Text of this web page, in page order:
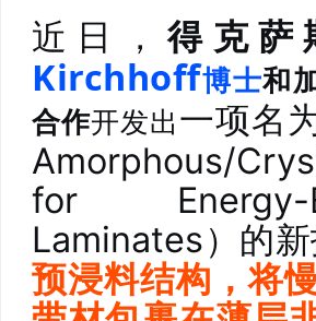
近日，得克萨
Kirchhoﬀ博士和
合作开发出一项名
Amorphous/
for Energy-
Laminates）的
预浸料结构，将